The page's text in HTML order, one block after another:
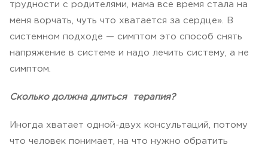
трудности с родителями, мама все время стала на
меня ворчать, чуть что хватается за сердце». В
системном подходе — симптом это способ снять
напряжение в системе и надо лечить систему, а не
симптом.
Сколько должна длиться терапия?
Иногда хватает одной-двух консультаций, потому
что человек понимает, на что нужно обратить